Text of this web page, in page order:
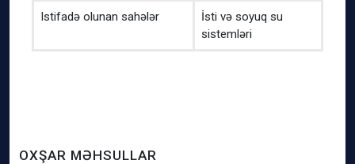
Istifadə olunan sahələr
İsti və soyuq su
sistemləri
OXŞAR MƏHSULLAR